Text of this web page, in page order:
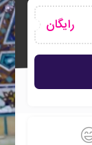
رایگان